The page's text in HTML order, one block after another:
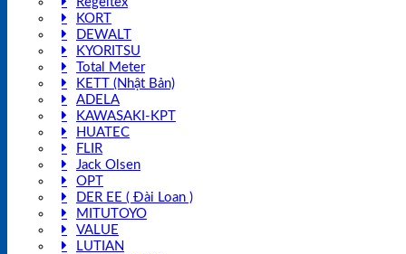
KORT
DEWALT
KYORITSU
Total Meter
KETT (Nhật Bản)
ADELA
KAWASAKI-KPT
HUATEC
FLIR
Jack Olsen
OPT
DER EE ( Đài Loan )
MITUTOYO
VALUE
LUTIAN